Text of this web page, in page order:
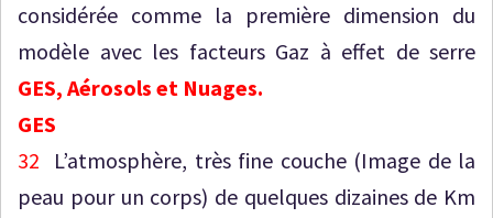
considérée comme la première dimension du
modèle avec les facteurs Gaz à effet de serre
GES, Aérosols et Nuages.
GES
32 L’atmosphère, très fine couche (Image de la
peau pour un corps) de quelques dizaines de Km